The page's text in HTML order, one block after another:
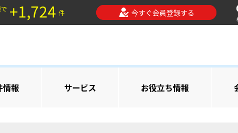
+1,724 件 今すぐ会員登録する
情報 サービス お役立ち情報